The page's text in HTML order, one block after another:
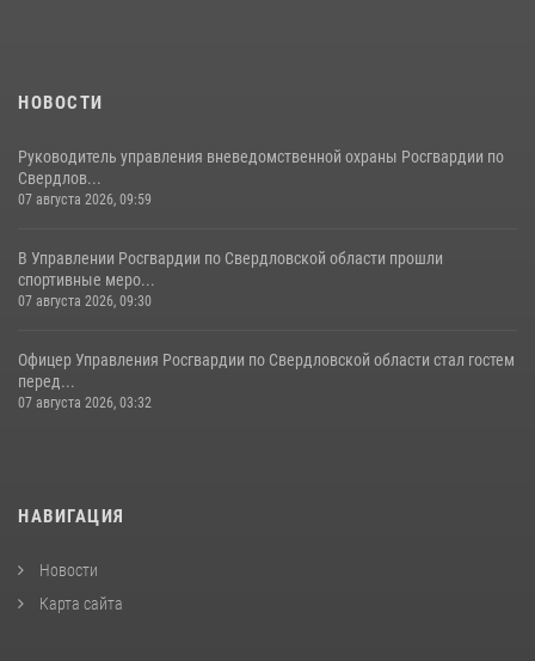
НОВОСТИ
Руководитель управления вневедомственной охраны Росгвардии по
Свердлов...
07 августа 2026, 09:59
В Управлении Росгвардии по Свердловской области прошли
спортивные меро...
07 августа 2026, 09:30
Офицер Управления Росгвардии по Свердловской области стал гостем
перед...
07 августа 2026, 03:32
НАВИГАЦИЯ
Новости
Карта сайта